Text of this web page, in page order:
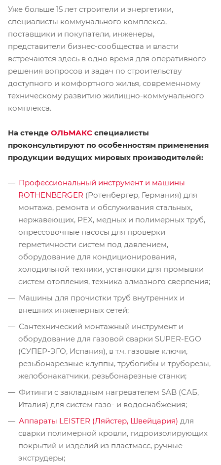
Уже больше 15 лет строители и энергетики,
специалисты коммунального комплекса,
поставщики и покупатели, инженеры,
представители бизнес-сообщества и власти
встречаются здесь в одно время для оперативного
решения вопросов и задач по строительству
доступного и комфортного жилья, современному
техническому развитию жилищно-коммунального
комплекса.
На стенде ОЛЬМАКС специалисты
проконсультируют по особенностям применения
продукции ведущих мировых производителей:
Профессиональный инструмент и машины
ROTHENBERGER (Ротенбергер, Германия) для
монтажа, ремонта и обслуживания стальных,
нержавеющих, PEX, медных и полимерных труб,
опрессовочные насосы для проверки
герметичности систем под давлением,
оборудование для кондиционирования,
холодильной техники, установки для промывки
систем отопления, техника алмазного сверления;
Машины для прочистки труб внутренних и
внешних инженерных сетей;
Сантехнический монтажный инструмент и
оборудование для газовой сварки SUPER-EGО
(СУПЕР-ЭГО, Испания), в т.ч. газовые ключи,
резьбонарезные клуппы, трубогибы и труборезы,
желобонакатчики, резьбонарезные станки;
Фитинги с закладным нагревателем SAB (САБ,
Италия) для систем газо- и водоснабжения;
Аппараты LEISTER (Ляйстер, Швейцария) для
сварки полимерной кровли, гидроизолирующих
покрытий и изделий из пластмасс, ручные
экструдеры;